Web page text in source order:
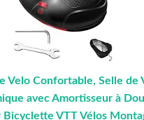
Velo Confortable, Selle de
avec Amortisseur à
Bicyclette VTT Vélos